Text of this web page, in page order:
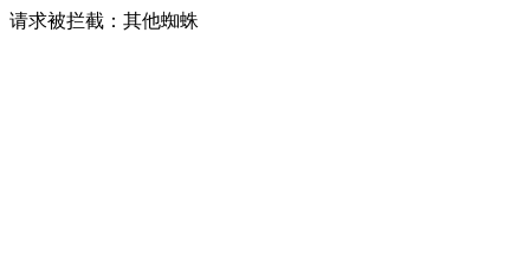
请求被拦截：其他蜘蛛